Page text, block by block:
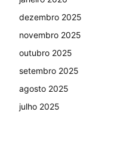
dezembro 2025
novembro 2025
outubro 2025
setembro 2025
agosto 2025
julho 2025